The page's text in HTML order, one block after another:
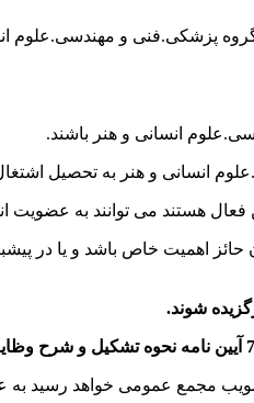
پزشکی.فنی و مهندسی.علوم
انسانی و هنر باشند.
و هنر به تحصیل اشتغال
هستند می توانند به عضویت
اهمیت خاص باشد و یا در
مجمع عمومی خواهد رسید